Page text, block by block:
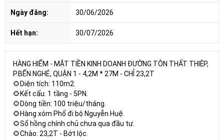
Ngày đăng: 30/06/2026
Hết hạn: 30/07/2026
HÀNG HIẾM - MẶT TIỀN KINH DOANH ĐƯỜNG TÔN THẤT THIỆP,
P.BẾN NGHÉ, QUẬN 1 - 4,2M * 27M - CHỈ 23,2T
🌻Diện tích: 110m2.
🌻Kết cấu: 1 tầng - 5PN.
🌻Dòng tiền: 100 triệu/tháng.
🌻Hàng xóm Phố đi bộ Nguyễn Huệ.
🌻Sổ hồng chính chủ chưa qua đầu tư.
🌻Chào: 23,2T - Bớt lộc.